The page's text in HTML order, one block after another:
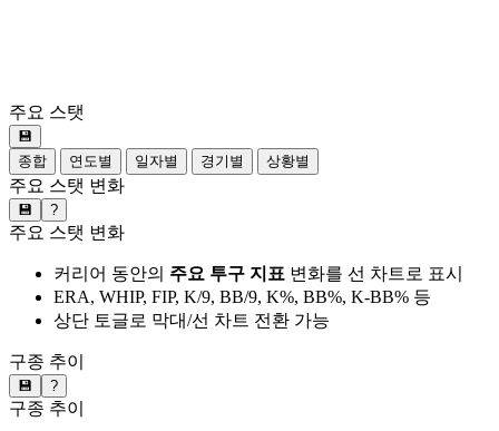
주요 스탯
💾
종합
연도별 일자별 경기별 상황별
주요 스탯 변화
💾 ?
주요 스탯 변화
커리어 동안의 주요 투구 지표 변화를 선 차트로 표시
ERA, WHIP, FIP, K/9, BB/9, K%, BB%, K-BB% 등
상단 토글로 막대/선 차트 전환 가능
구종 추이
💾 ?
구종 추이